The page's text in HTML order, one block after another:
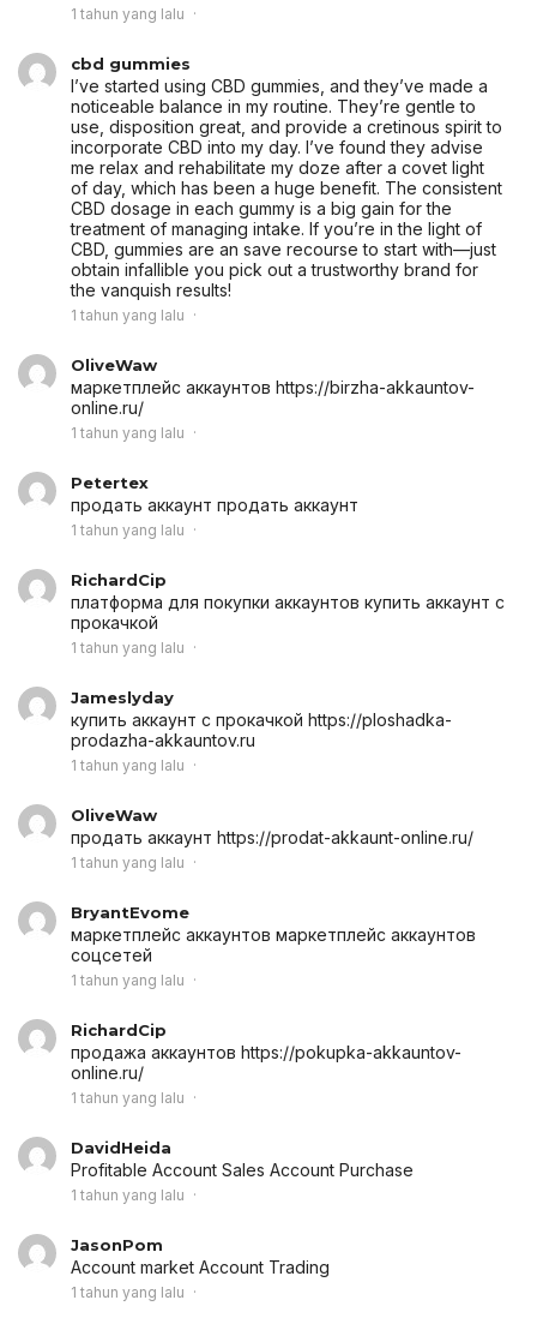
1 tahun yang lalu
cbd gummies
I’ve started using CBD gummies, and they’ve made a
noticeable balance in my routine. They’re gentle to
use, disposition great, and provide a cretinous spirit to
incorporate CBD into my day. I’ve found they advise
me relax and rehabilitate my doze after a covet light
of day, which has been a huge benefit. The consistent
CBD dosage in each gummy is a big gain for the
treatment of managing intake. If you’re in the light of
CBD, gummies are an save recourse to start with—just
obtain infallible you pick out a trustworthy brand for
the vanquish results!
1 tahun yang lalu
OliveWaw
маркетплейс аккаунтов https://birzha-akkauntov-
online.ru/
1 tahun yang lalu
Petertex
продать аккаунт продать аккаунт
1 tahun yang lalu
RichardCip
платформа для покупки аккаунтов купить аккаунт с
прокачкой
1 tahun yang lalu
Jameslyday
купить аккаунт с прокачкой https://ploshadka-
prodazha-akkauntov.ru
1 tahun yang lalu
OliveWaw
продать аккаунт https://prodat-akkaunt-online.ru/
1 tahun yang lalu
BryantEvome
маркетплейс аккаунтов маркетплейс аккаунтов
соцсетей
1 tahun yang lalu
RichardCip
продажа аккаунтов https://pokupka-akkauntov-
online.ru/
1 tahun yang lalu
DavidHeida
Profitable Account Sales Account Purchase
1 tahun yang lalu
JasonPom
Account market Account Trading
1 tahun yang lalu